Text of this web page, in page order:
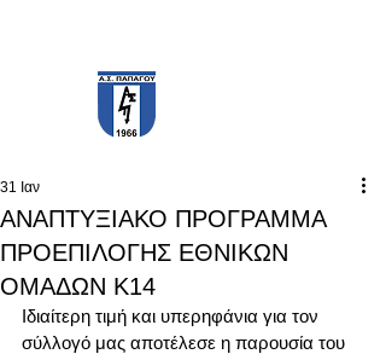
ΑΝΑΠΤΥΞΙΑΚΟ ΠΡΟΓΡΑΜΜΑ
ΠΡΟΕΠΙΛΟΓΗΣ ΕΘΝΙΚΩΝ
ΟΜΑΔΩΝ Κ14
31 Ιαν
Ιδιαίτερη τιμή και υπερηφάνια για τον
σύλλογό μας αποτέλεσε η παρουσία του